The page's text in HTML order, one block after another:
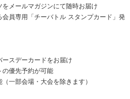
メールマガジンにて随時お届け
員専用「チーバトル スタンプカード」発
スデーカードをお届け
の優先予約が可能
一部会場・大会を除きます）